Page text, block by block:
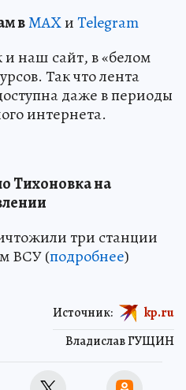
вMAXиTelegram
наш сайт, в «белом
Так что лента
даже в периоды
интернета.
Тихоновка на
три станции
ВСУ (подробнее)
Владислав ГУЩИН
Источник: kp.ru